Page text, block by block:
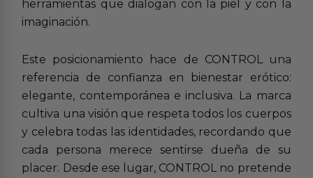
herramientas que dialogan con la piel y con la
imaginación.
Este posicionamiento hace de CONTROL una
referencia de confianza en bienestar erótico:
elegante, contemporánea e inclusiva. La marca
cultiva una visión que respeta todos los cuerpos
y celebra todas las identidades, recordando que
cada persona merece sentirse dueña de su
placer. Desde ese lugar, CONTROL no pretende